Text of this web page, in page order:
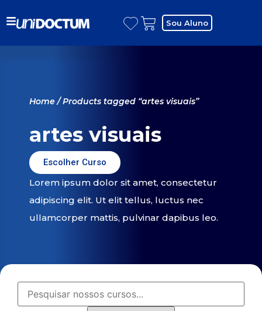
Sou Aluno
Home/ Products tagged “artes visuais”
artes visuais
Escolher Curso
Lorem ipsum dolor sit amet, consectetur
adipiscing elit. Ut elit tellus, luctus nec
ullamcorper mattis, pulvinar dapibus leo.